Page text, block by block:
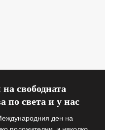
свободната
по света и у нас
ден на
при Висшия
закона или
Мерките в
човешките